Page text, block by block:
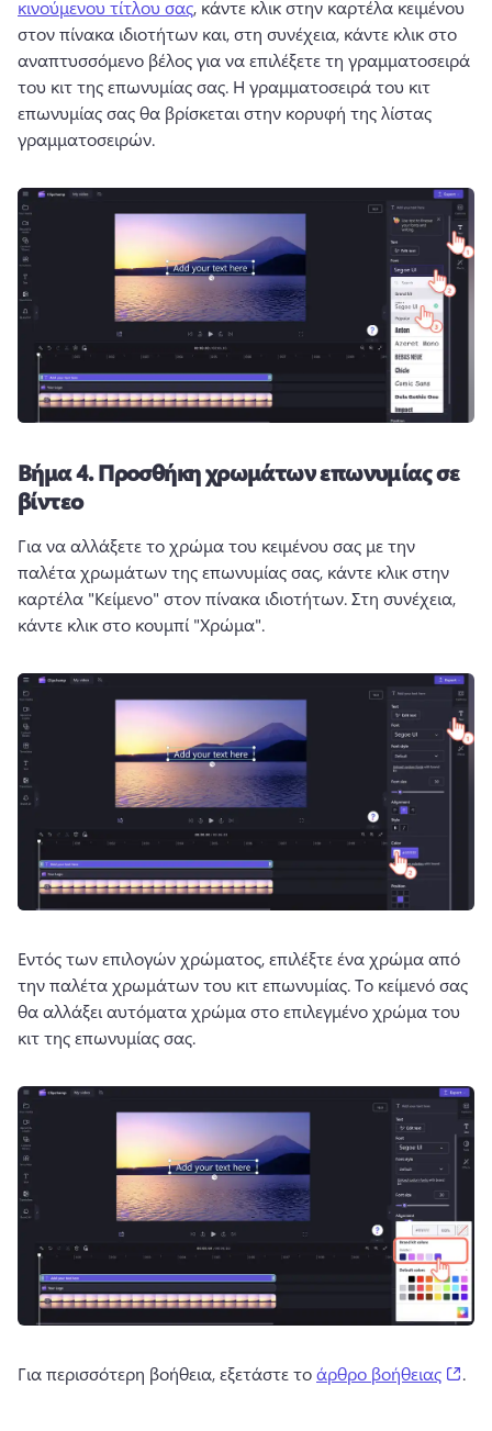
κινούμενου τίτλου σας, κάντε κλικ στην καρτέλα κειμένου
στον πίνακα ιδιοτήτων και, στη συνέχεια, κάντε κλικ στο
αναπτυσσόμενο βέλος για να επιλέξετε τη γραμματοσειρά
του κιτ της επωνυμίας σας. Η γραμματοσειρά του κιτ
επωνυμίας σας θα βρίσκεται στην κορυφή της λίστας
γραμματοσειρών.
Βήμα 4.Προσθήκη χρωμάτων επωνυμίας σε
βίντεο
Για να αλλάξετε το χρώμα του κειμένου σας με την
παλέτα χρωμάτων της επωνυμίας σας, κάντε κλικ στην
καρτέλα "Κείμενο" στον πίνακα ιδιοτήτων. Στη συνέχεια,
κάντε κλικ στο κουμπί "Χρώμα".
Εντός των επιλογών χρώματος, επιλέξτε ένα χρώμα από
την παλέτα χρωμάτων του κιτ επωνυμίας. Το κείμενό σας
θα αλλάξει αυτόματα χρώμα στο επιλεγμένο χρώμα του
κιτ της επωνυμίας σας.
Για περισσότερη βοήθεια, εξετάστε το άρθρο βοήθειας .